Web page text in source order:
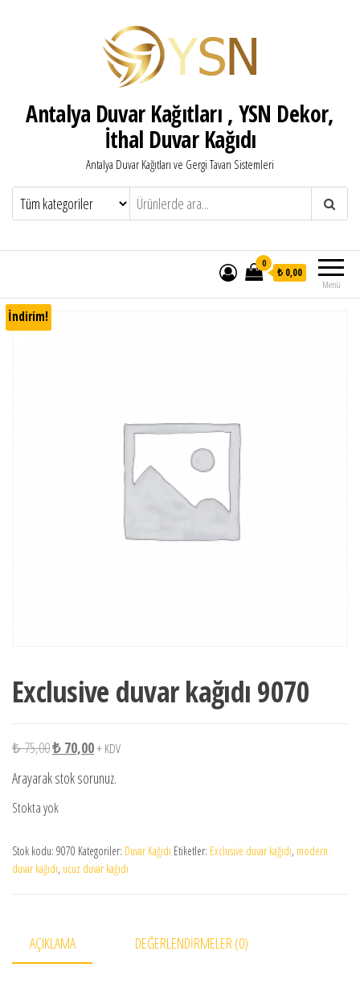
Antalya Duvar Kağıtları , YSN Dekor,
İthal Duvar Kağıdı
Antalya Duvar Kağıtları ve Gergi Tavan Sistemleri
Menü
0
₺ 0,00
İndirim!
Exclusive duvar kağıdı 9070
₺75,00Orijinal fiyat: ₺ 75,00.
₺70,00Şu andaki fiyat: ₺ 70,00.
+ KDV
Arayarak stok sorunuz.
Stokta yok
Stok kodu: 9070 Kategoriler: Duvar Kağıdı Etiketler: Exclusive duvar kağıdı, modern
duvar kağıdı, ucuz duvar kağıdı
AÇIKLAMA DEĞERLENDIRMELER (0)